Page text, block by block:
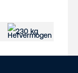
230 kg